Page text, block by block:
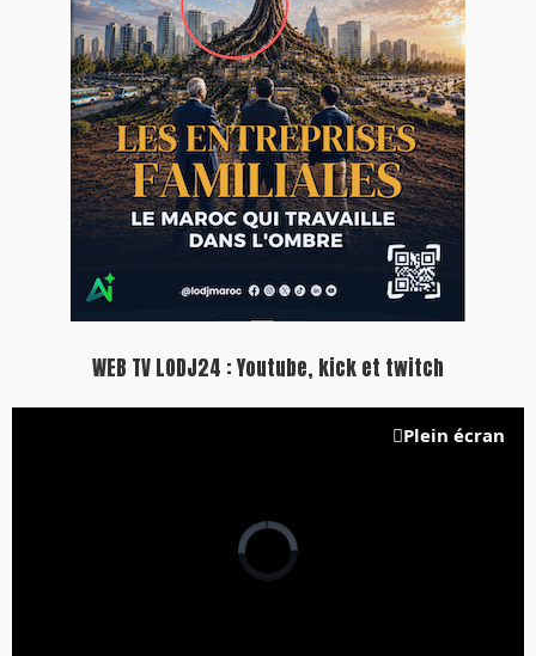
WEB TV LODJ24 : Youtube, kick et twitch
Plein écran